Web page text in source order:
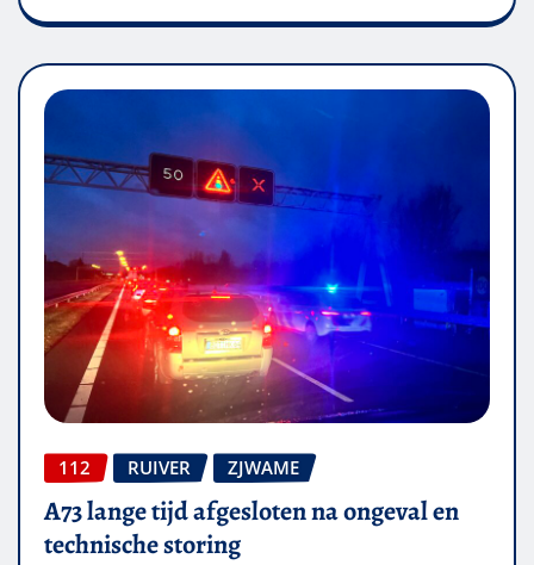
112 RUIVER ZJWAME
A73 lange tijd afgesloten na ongeval en
technische storing